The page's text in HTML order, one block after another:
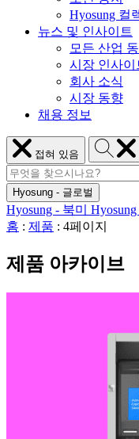
Hyosung 컬
뉴스 및 인사이트
모든 산업
시장 인사이
회사 소식
시장 동향
채용 정보
메
뉴
닫
기
접혀 있음
Hyosung
검
색
검
색
어:
Hyosung - 글로벌
Hyosung - 북미
홈 : 제품 : 4페이지
제품 아카이브